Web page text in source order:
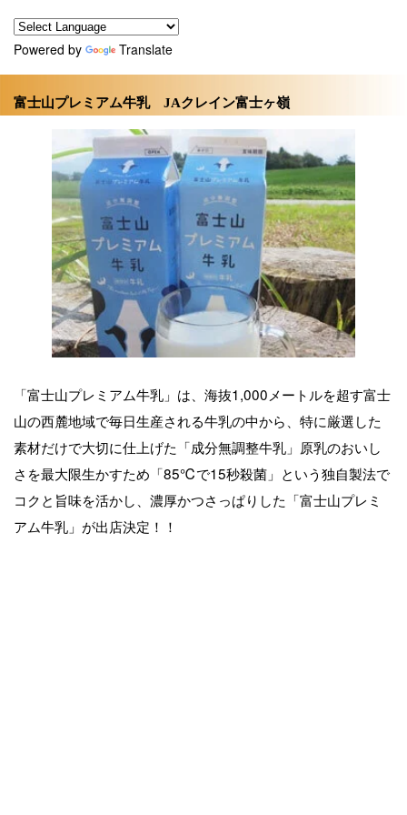
Powered by Translate
富士山プレミアム牛乳 JAクレイン富士ヶ嶺
「富士山プレミアム牛乳」は、海抜1,000メートルを超す富士
山の西麓地域で毎日生産される牛乳の中から、特に厳選した
素材だけで大切に仕上げた「成分無調整牛乳」原乳のおいし
さを最大限生かすため「85℃で15秒殺菌」という独自製法で
コクと旨味を活かし、濃厚かつさっぱりした「富士山プレミ
アム牛乳」が出店決定！！